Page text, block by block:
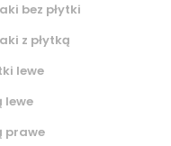
bez płytki
z płytką
lewe
lewe
prawe